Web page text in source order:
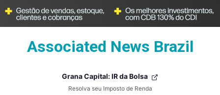
Associated News Brazil
Grana Capital: IR da Bolsa
Resolva seu Imposto de Renda